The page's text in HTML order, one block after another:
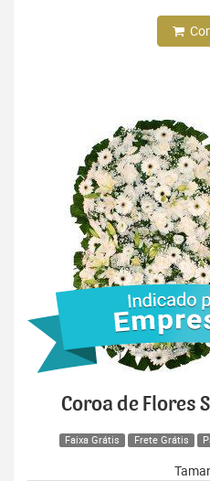
Coroa de Flores
Faixa Grátis Frete Grátis